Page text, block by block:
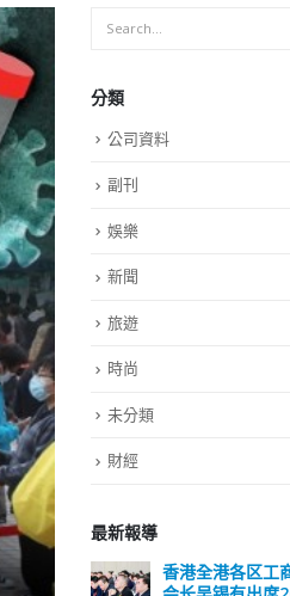
分類
公司資料
副刊
娛樂
新聞
旅遊
時尚
未分類
財經
最新報導
誉
選舉日踴躍投票 文: 朱家健